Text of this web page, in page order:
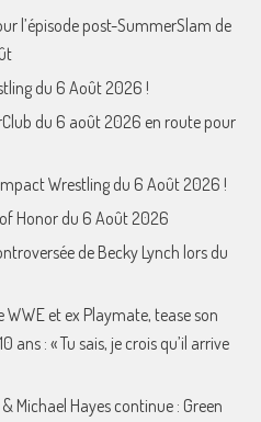
l’épisode post-SummerSlam de
du 6 Août 2026 !
du 6 août 2026 en route pour
Wrestling du 6 Août 2026 !
Honor du 6 Août 2026
de Becky Lynch lors du
et ex Playmate, tease son
ans : « Tu sais, je crois qu’il arrive
Michael Hayes continue : Green